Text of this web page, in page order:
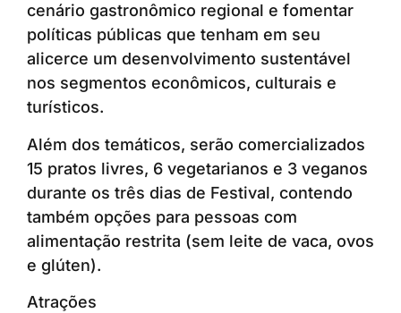
cenário gastronômico regional e fomentar
políticas públicas que tenham em seu
alicerce um desenvolvimento sustentável
nos segmentos econômicos, culturais e
turísticos.
Além dos temáticos, serão comercializados
15 pratos livres, 6 vegetarianos e 3 veganos
durante os três dias de Festival, contendo
também opções para pessoas com
alimentação restrita (sem leite de vaca, ovos
e glúten).
Atrações